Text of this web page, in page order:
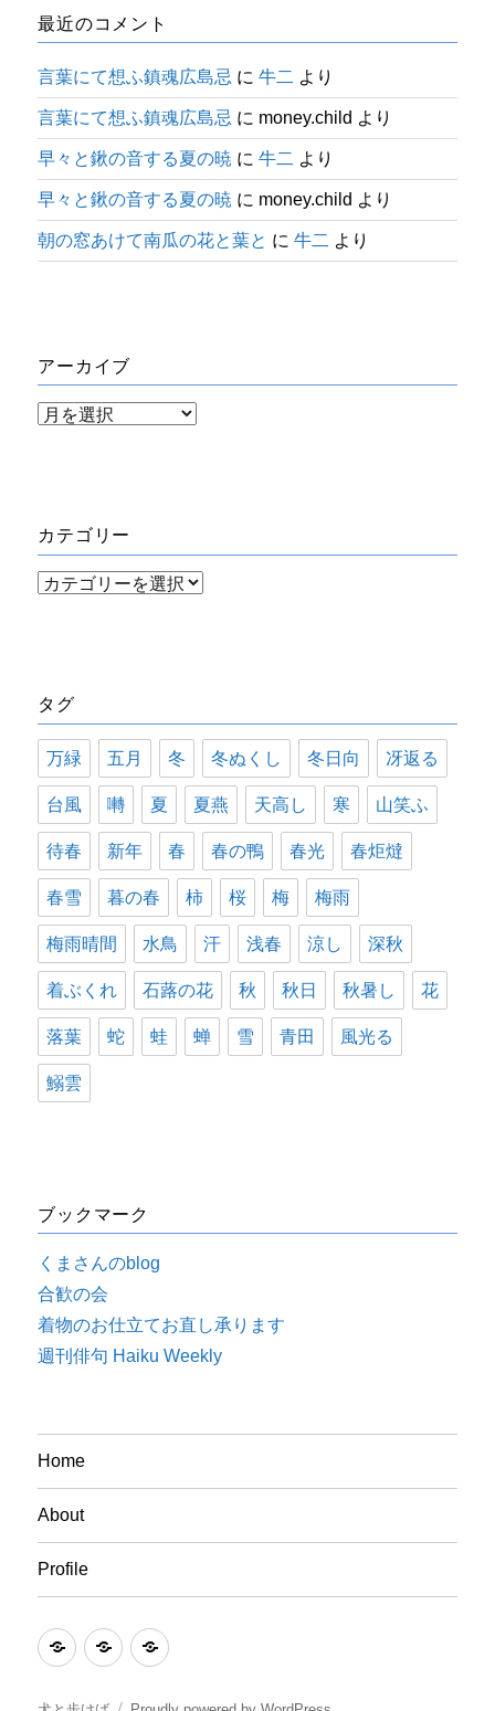
最近のコメント
言葉にて想ふ鎮魂広島忌 に牛二 より
言葉にて想ふ鎮魂広島忌 に money.child より
早々と鍬の音する夏の暁 に牛二 より
早々と鍬の音する夏の暁 に money.child より
朝の窓あけて南瓜の花と葉と に牛二 より
アーカイブ
ア
ブ
カテゴリー
カ
ー
タグ
万緑 五月 冬 冬ぬくし 冬日向 冴返る
台風 囀 夏 夏燕 天高し 寒 山笑ふ
待春 新年 春 春の鴨 春光 春炬燵
春雪 暮の春 柿 桜 梅 梅雨
梅雨晴間 水鳥 汗 浅春 涼し 深秋
着ぶくれ 石蕗の花 秋 秋日 秋暑し 花
落葉 蛇 蛙 蝉 雪 青田 風光る
鰯雲
ブックマーク
くまさんのblog
合歓の会
着物のお仕立てお直し承ります
週刊俳句 Haiku Weekly
Home
About
Profile
HomeAboutProfile